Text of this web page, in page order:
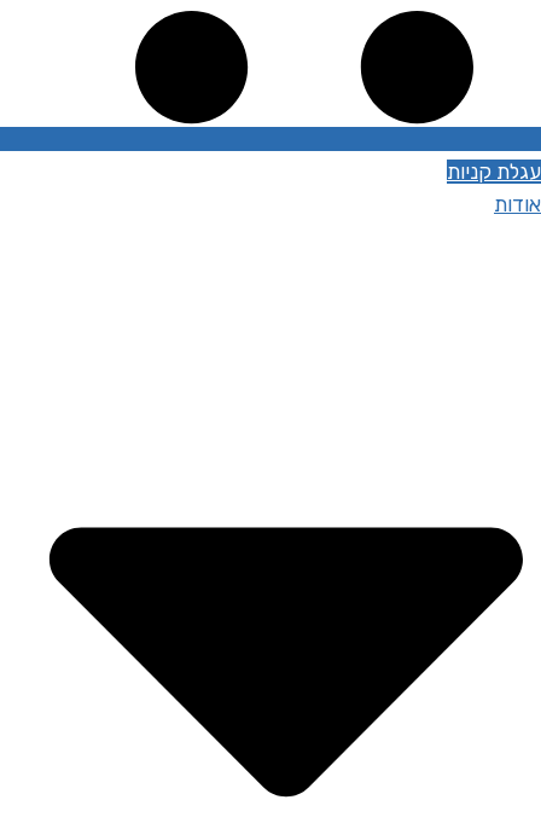
עגלת קניות
אודות